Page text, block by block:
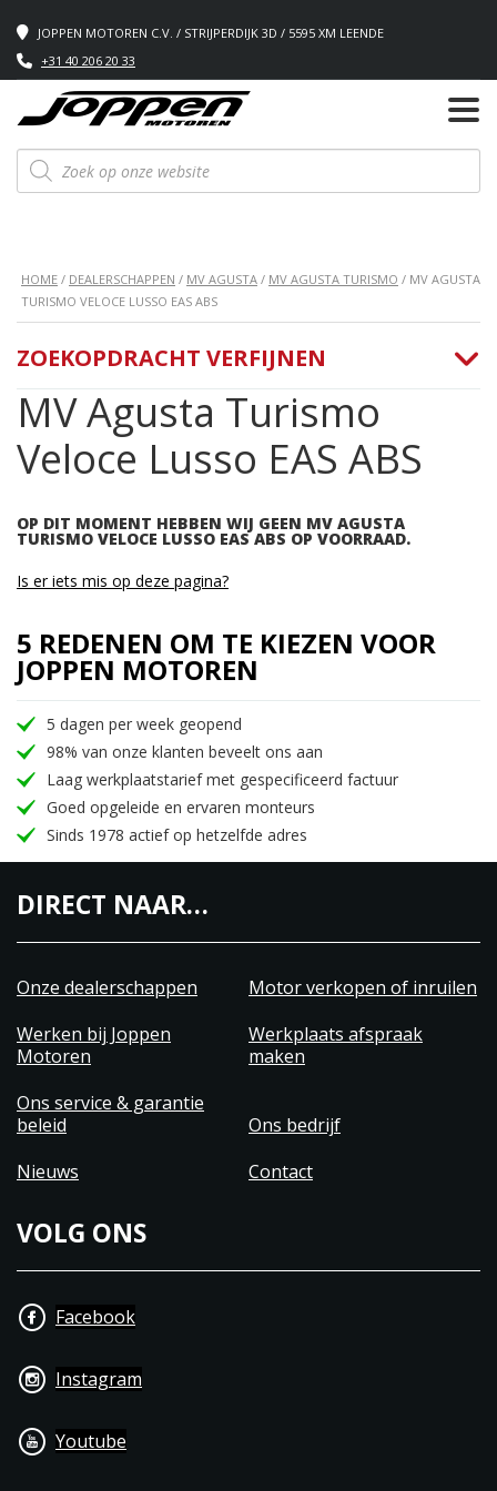
JOPPEN MOTOREN C.V. / STRIJPERDIJK 3D / 5595 XM LEENDE
+31 40 206 20 33
Producten
zoeken
HOME / DEALERSCHAPPEN / MV AGUSTA / MV AGUSTA TURISMO / MV AGUSTA
TURISMO VELOCE LUSSO EAS ABS
MV Agusta Turismo
Veloce Lusso EAS ABS
OP DIT MOMENT HEBBEN WIJ GEEN MV AGUSTA
TURISMO VELOCE LUSSO EAS ABS OP VOORRAAD.
ZOEKOPDRACHT VERFIJNEN
Is er iets mis op deze pagina?
5 REDENEN OM TE KIEZEN VOOR
JOPPEN MOTOREN
5 dagen per week geopend
98% van onze klanten beveelt ons aan
Laag werkplaatstarief met gespecificeerd factuur
Goed opgeleide en ervaren monteurs
Sinds 1978 actief op hetzelfde adres
DIRECT NAAR…
Onze dealerschappen
Motor verkopen of inruilen
Werken bij Joppen
Motoren
Werkplaats afspraak
maken
Ons service & garantie
beleid
Ons bedrijf
Nieuws
Contact
VOLG ONS
Facebook
Instagram
Youtube